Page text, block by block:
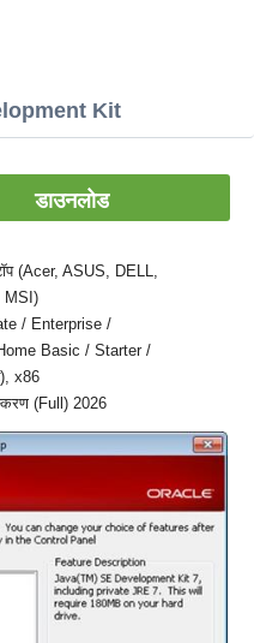
Kit
डाउनलोड
(Acer, ASUS, DELL,
MSI)
/ Enterprise /
Basic / Starter /
x86
(Full) 2026